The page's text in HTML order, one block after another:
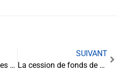
Négociations salariales dans la métallurgie charentaise : enjeux et perspectives pour 2025
SUIVANT
La cession de fonds de commerce : enjeux et formalités